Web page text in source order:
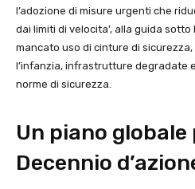
l’adozione di misure urgenti che
dai limiti di velocita’, alla guida sotto
mancato uso di cinture di sicurezza,
l’infanzia, infrastrutture degradate
norme di sicurezza.
Un piano globale
Decennio